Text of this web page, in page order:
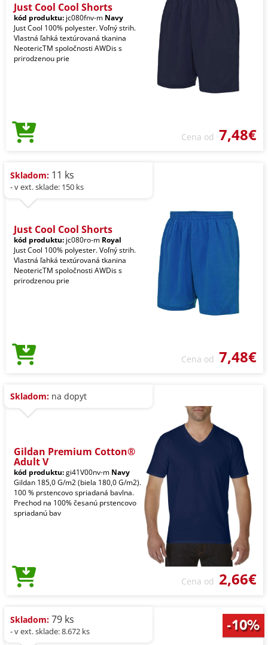
Just Cool Cool Shorts
kód produktu: jc080fnv-m Navy
Just Cool 100% polyester. Voľný strih.
Vlastná ľahká textúrovaná tkanina
NeotericTM spoločnosti AWDis s
prirodzenou prie
Cena od 7,48€
Skladom: 11 ks
- v ext. sklade: 150 ks
Just Cool Cool Shorts
kód produktu: jc080ro-m Royal
Just Cool 100% polyester. Voľný strih.
Vlastná ľahká textúrovaná tkanina
NeotericTM spoločnosti AWDis s
prirodzenou prie
Cena od 7,48€
Skladom: na dopyt
Gildan Premium Cotton®
Adult V
kód produktu:gi41V00nv-m Navy
Gildan 185,0 G/m2 (biela 180,0 G/m2).
100 % prstencovo spriadaná bavlna.
Prechod na 100% česanú prstencovo
spriadanú bav
Cena od 2,66€
Skladom: 79 ks
- v ext. sklade: 8.672 ks